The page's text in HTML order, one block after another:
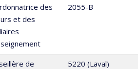
des
et des
2055-B
de
5220 (Laval)